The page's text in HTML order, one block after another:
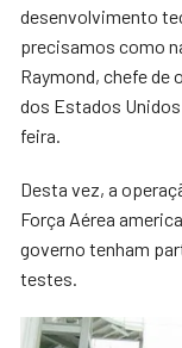
desenvolvimento
precisamos como
Raymond, chefe de
dos Estados Unidos
feira.
Desta vez, a
Força Aérea
governo tenham
testes.